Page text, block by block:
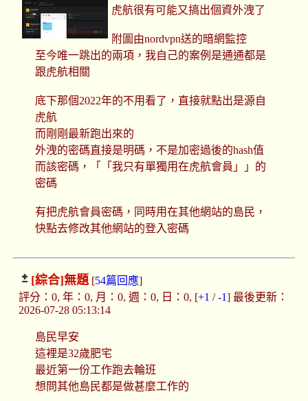
虎航很有可能又搞出個資外洩了
附圖由nordvpn送的暗網監控
至今唯一跳出的兩項，我自己的案例是通通都是
跟虎航相關
底下那個2022年的不用看了，直接就點出是源自
虎航
而剛剛最新跑出來的
外洩的密碼直接是明碼，不是加密過後的hash值
而該密碼，「「我只有單獨用在虎航會員」」的
密碼
有把虎航會員密碼，同時用在其他網站的島民，
快點去修改其他網站的登入密碼
[綜合]無題[54篇回應]
評分：0, 年：0, 月：0, 週：0, 日：0, [+1 /-1] 最後更新：
2026-07-28 05:13:14
島民早安
這裡是32歲肥宅
最近第一份工作跑去輪班
想問其他島民都是做甚麼工作的